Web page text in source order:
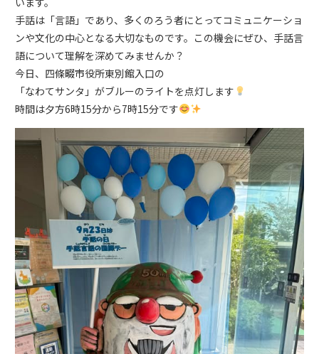
手話は「言語」であり、多くのろう者にとってコミュニケーショ
ンや文化の中心となる大切なものです。この機会にぜひ、手話言
語について理解を深めてみませんか？
今日、四條畷市役所東別館入口の
「なわてサンタ」がブルーのライトを点灯します
時間は夕方6時15分から7時15分です